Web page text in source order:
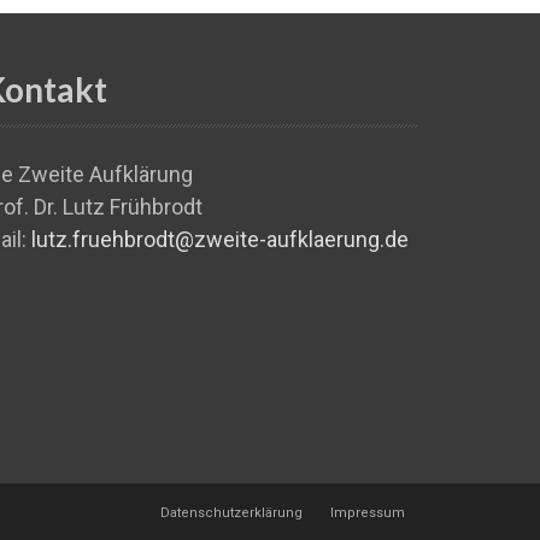
Zweite Aufklärung
Dr. Lutz Frühbrodt
lutz.fruehbrodt@zweite-aufklaerung.de
Datenschutzerklärung Impressum